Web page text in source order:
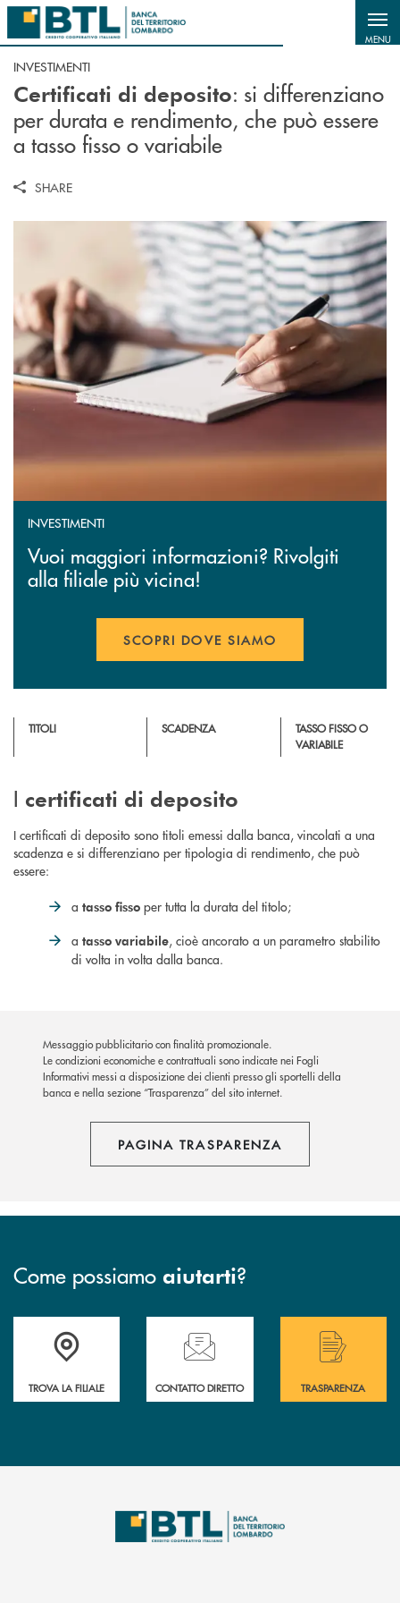
Salta al contenuto principale
MENU
INVESTIMENTI
Certificati di deposito: si differenziano
per durata e rendimento, che può essere
a tasso fisso o variabile
SHARE
INVESTIMENTI
Vuoi maggiori informazioni? Rivolgiti
alla filiale più vicina!
SCOPRI DOVE SIAMO
TITOLI SCADENZA
TASSO FISSO O
VARIABILE
I certificati di deposito
I certificati di deposito sono titoli emessi dalla banca, vincolati a una
scadenza e si differenziano per tipologia di rendimento, che può
essere:
a tasso fisso per tutta la durata del titolo;
a tasso variabile, cioè ancorato a un parametro stabilito
di volta in volta dalla banca.
Messaggio pubblicitario con finalità promozionale.
Le condizioni economiche e contrattuali sono indicate nei Fogli
Informativi messi a disposizione dei clienti presso gli sportelli della
banca e nella sezione “Trasparenza” del sito internet.
PAGINA TRASPARENZA
Come possiamo aiutarti?
Accedi all' elenco completo delle filiali .
TROVA LA FILIALE
Hai bisogno di assistenza immediata?
CONTATTO DIRETTO
Hai bisogno di
TRASPARENZA